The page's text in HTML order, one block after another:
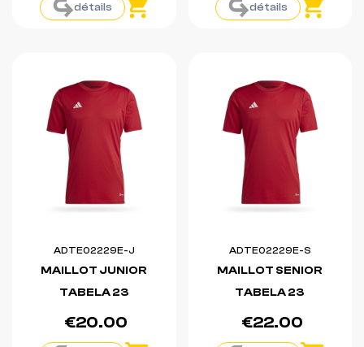
détails détails
ADTE02229E-J
MAILLOT JUNIOR
TABELA 23
€20.00
ADTE02229E-S
MAILLOT SENIOR
TABELA 23
€22.00